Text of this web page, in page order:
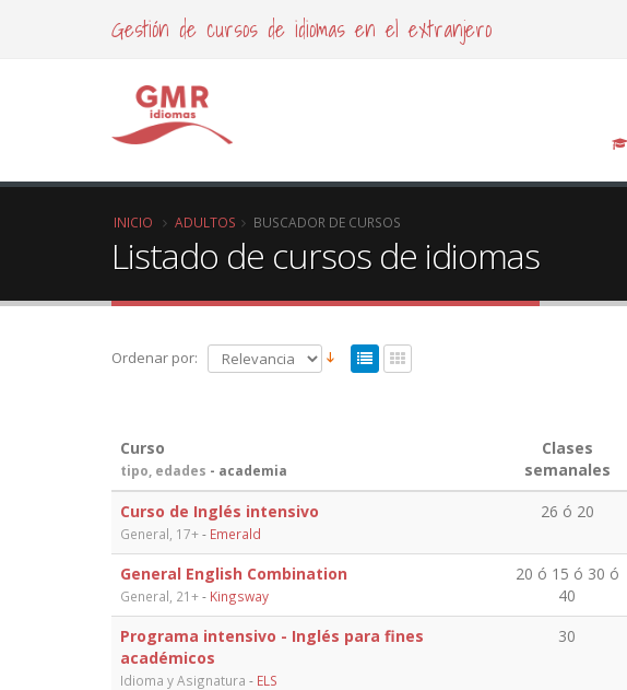
Gestión de cursos de idiomas en el extranjero
INICIO ADULTOS BUSCADOR DE CURSOS
Listado de cursos de idiomas
Ordenar por:
Curso
tipo, edades - academia
Clases
semanales
Curso de Inglés intensivo
General, 17+- Emerald
26 ó 20
General English Combination
General, 21+- Kingsway
20 ó 15 ó 30 ó
40
Programa intensivo - Inglés para fines
académicos
Idioma y Asignatura - ELS
30